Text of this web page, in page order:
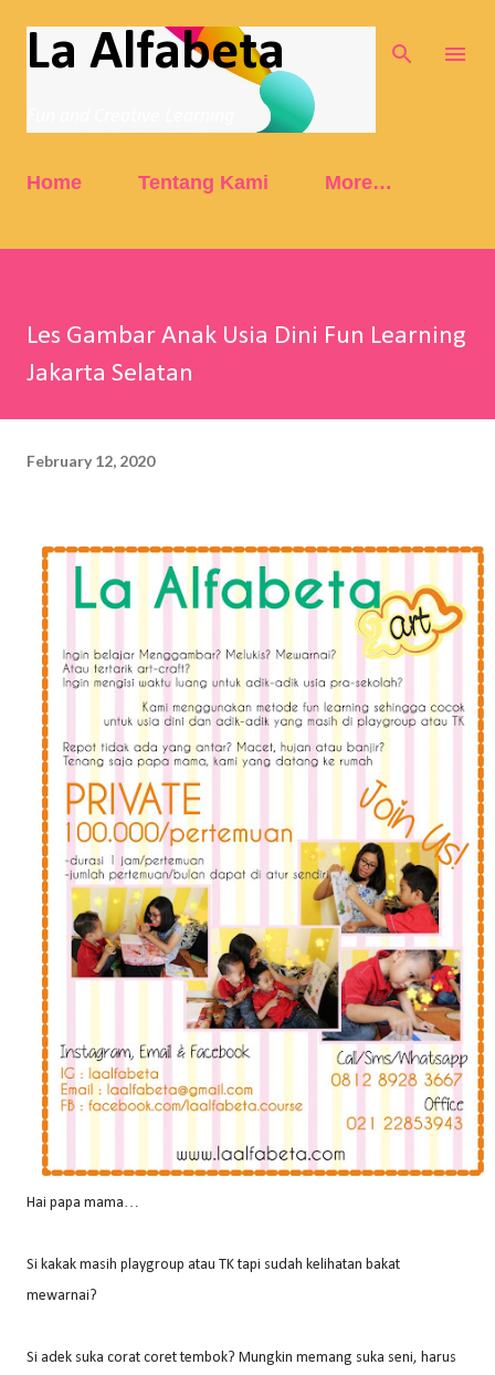
Skip to main content
La Alfabeta
Home Tentang Kami More…
Les Gambar Anak Usia Dini Fun Learning
Jakarta Selatan
February 12, 2020
Hai papa mama…
Si kakak masih playgroup atau TK tapi sudah kelihatan bakat
mewarnai?
Si adek suka corat coret tembok? Mungkin memang suka seni, harus